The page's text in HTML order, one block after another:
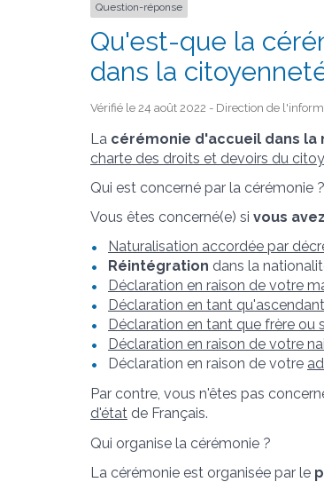
Question-réponse
Qu'est-que la
dans la
Vérifié le 24 août 2022 - Direction de
La cérémonie d'accueil dans la
charte des droits et devoirs du
Qui est concerné par la cérémonie ?
Vous êtes concerné(e) si vous
Naturalisation accordée par
Réintégration dans la
Déclaration en raison de votre
Déclaration en tant
Déclaration en tant que frère ou
Déclaration en raison de votre
Déclaration en raison de votre
Par contre, vous n'êtes pas
d'état de Français.
Qui organise la cérémonie ?
La cérémonie est organisée par le